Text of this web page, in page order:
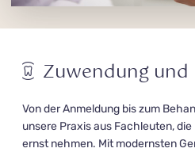
Zuwendung und
Von der Anmeldung bis zum
unsere Praxis aus Fachleuten,
ernst nehmen. Mit modernsten